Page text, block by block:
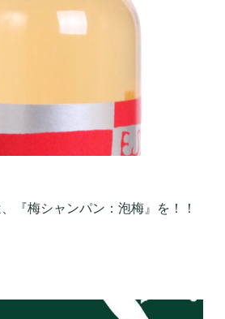
『梅シャンパン：泡梅』を！！